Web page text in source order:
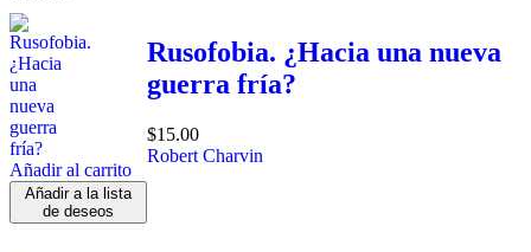
Añadir al carrito
Añadir a la lista
de deseos
Rusofobia. ¿Hacia una nueva
guerra fría?
$15.00
Robert Charvin